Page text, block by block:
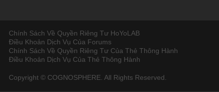
Chính Sách Về Quyền Riêng Tư HoYoLAB
Điều Khoản Dịch Vụ Của Forums
Chính Sách Về Quyền Riêng Tư Của Thẻ Thông Hành
Điều Khoản Dịch Vụ Của Thẻ Thông Hành
Copyright © COGNOSPHERE. All Rights Reserved.